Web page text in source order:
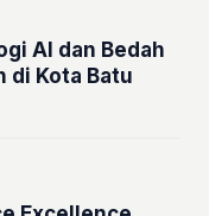
AI dan Bedah
di Kota Batu